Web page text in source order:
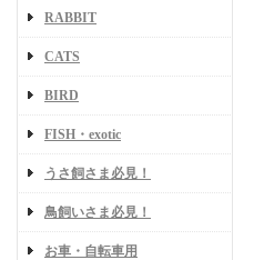
RABBIT
CATS
BIRD
FISH・exotic
うさ飼さま必見！
鳥飼いさま必見！
お車・自転車用